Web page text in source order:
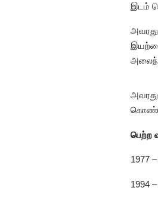
இடம்
பெற்ற
1977
1994